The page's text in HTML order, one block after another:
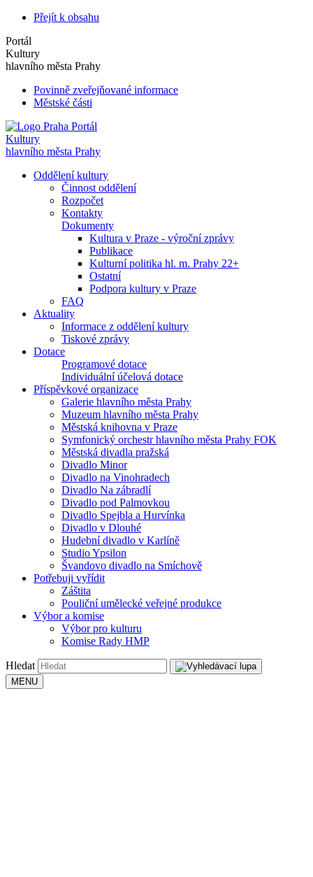
Přejít k obsahu
Portál
Kultury
hlavního města Prahy
Povinně zveřejňované informace
Městské části
Portál
Kultury
hlavního města Prahy
Oddělení kultury
Činnost oddělení
Rozpočet
Kontakty
Dokumenty
Kultura v Praze - výroční zprávy
Publikace
Kulturní politika hl. m. Prahy 22+
Ostatní
Podpora kultury v Praze
FAQ
Aktuality
Informace z oddělení kultury
Tiskové zprávy
Dotace
Programové dotace
Individuální účelová dotace
Příspěvkové organizace
Galerie hlavního města Prahy
Muzeum hlavního města Prahy
Městská knihovna v Praze
Symfonický orchestr hlavního města Prahy FOK
Městská divadla pražská
Divadlo Minor
Divadlo na Vinohradech
Divadlo Na zábradlí
Divadlo pod Palmovkou
Divadlo Spejbla a Hurvínka
Divadlo v Dlouhé
Hudební divadlo v Karlíně
Studio Ypsilon
Švandovo divadlo na Smíchově
Potřebuji vyřídit
Záštita
Pouliční umělecké veřejné produkce
Výbor a komise
Výbor pro kulturu
Komise Rady HMP
Hledat
MENU